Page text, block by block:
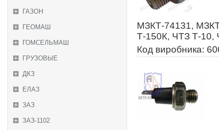
ГАЗОН
ГЕОМАШ
ГОМСЕЛЬМАШ
ГРУЗОВЫЕ
ДКЗ
ЕЛАЗ
ЗАЗ
ЗАЗ-1102
МЗКТ-74131,
Т-150К, ЧТЗ Т-10,
Код виробника: